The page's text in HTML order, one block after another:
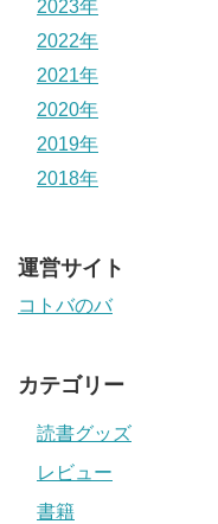
2023年
2022年
2021年
2020年
2019年
2018年
運営サイト
コトバのバ
カテゴリー
読書グッズ
レビュー
書籍